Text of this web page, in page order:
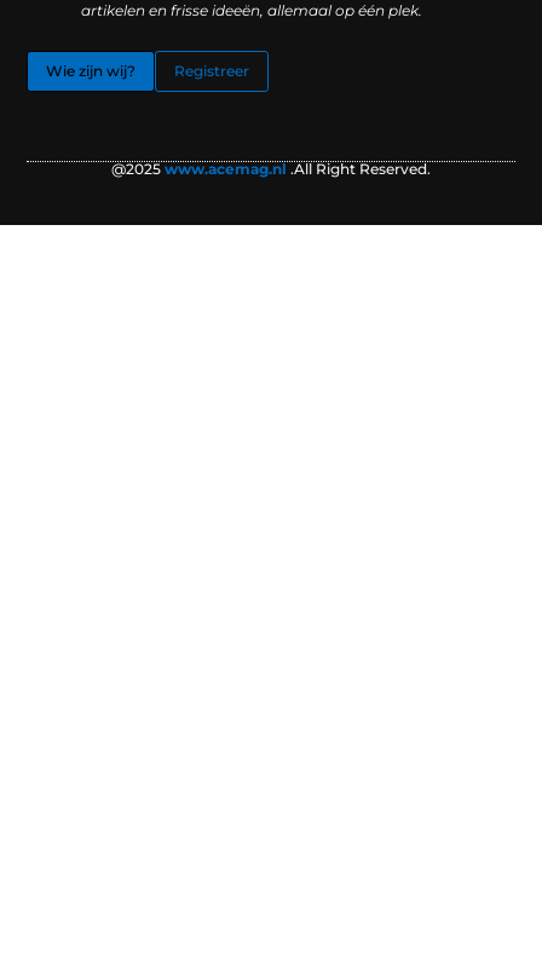
artikelen en frisse ideeën, allemaal op één plek.
Wie zijn wij? Registreer
@2025www.acemag.nl .All Right Reserved.